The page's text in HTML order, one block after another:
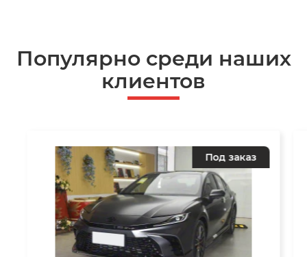
Популярно среди наших
клиентов
Под заказ